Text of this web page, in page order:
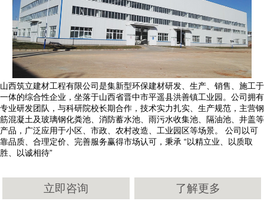
山西筑立建材工程有限公司是集新型环保建材研发、生产、销售、施工于
一体的综合性企业，坐落于山西省晋中市平遥县洪善镇工业园。公司拥有
专业研发团队，与科研院校长期合作，技术实力扎实、生产规范，主营钢
筋混凝土及玻璃钢化粪池、消防蓄水池、雨污水收集池、隔油池、井盖等
产品，广泛应用于小区、市政、农村改造、工业园区等场景。 公司以可
靠品质、合理定价、完善服务赢得市场认可，秉承 “以精立业、以质取
胜、以诚相待”
立即咨询 了解更多